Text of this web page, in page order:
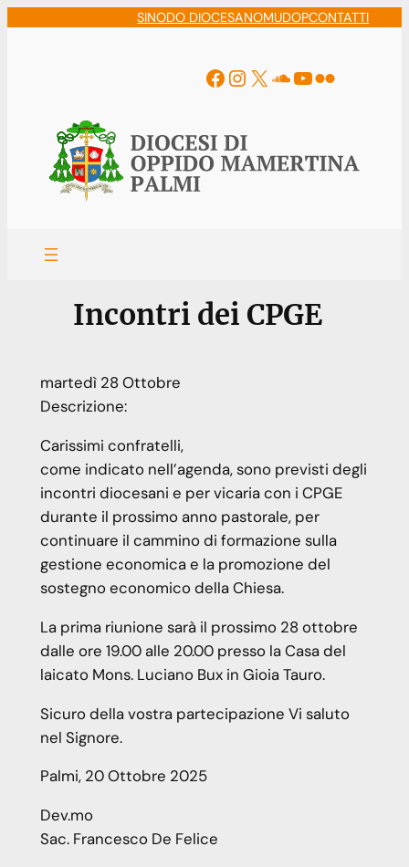
SINODO DIOCESANOMUDOPCONTATTI
Facebook
Instagram
X Soundcloud
YouTube
Flickr
Incontri dei CPGE
martedì 28Ottobre
Descrizione:
Carissimi confratelli,
come indicato nell’agenda, sono previsti degli
incontri diocesani e per vicaria con i CPGE
durante il prossimo anno pastorale, per
continuare il cammino di formazione sulla
gestione economica e la promozione del
sostegno economico della Chiesa.
La prima riunione sarà il prossimo 28 ottobre
dalle ore 19.00 alle 20.00 presso la Casa del
laicato Mons. Luciano Bux in Gioia Tauro.
Sicuro della vostra partecipazione Vi saluto
nel Signore.
Palmi, 20 Ottobre 2025
Dev.mo
Sac. Francesco De Felice